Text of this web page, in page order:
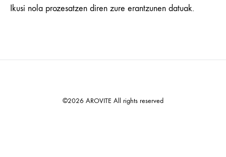
Ikusi nola prozesatzen diren zure erantzunen datuak.
©2026 AROVITE All rights reserved